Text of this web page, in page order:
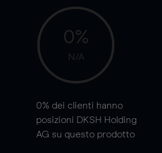
0%
N/A
0% dei clienti hanno
posizioni DKSH Holding
AG su questo prodotto